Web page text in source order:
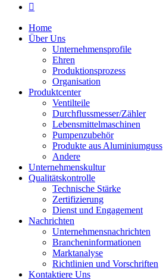

Home
Über Uns
Unternehmensprofile
Ehren
Produktionsprozess
Organisation
Produktcenter
Ventilteile
Durchflussmesser/Zähler
Lebensmittelmaschinen
Pumpenzubehör
Produkte aus Aluminiumguss
Andere
Unternehmenskultur
Qualitätskontrolle
Technische Stärke
Zertifizierung
Dienst und Engagement
Nachrichten
Unternehmensnachrichten
Brancheninformationen
Marktanalyse
Richtlinien und Vorschriften
Kontaktiere Uns